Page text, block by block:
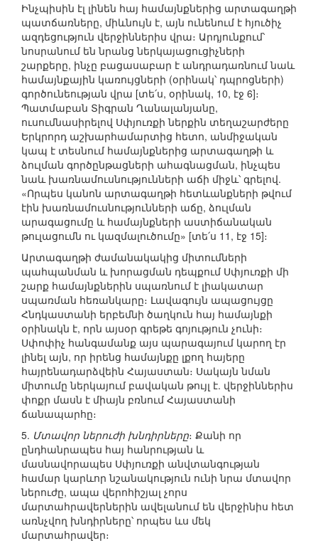
Ինչպիսին էլ լինեն հայ համայնքներից արտագաղթի
պատճառները, միևնույն է, այն ունենում է հյուծիչ
ազդեցություն վերջիններիս վրա։ Արդյունքում՝
նոսրանում են նրանց ներկայացուցիչների
շարքերը, ինչը բացասաբար է անդրադառնում նաև
համայնքային կառույցների (օրինակ՝ դպրոցների)
գործունեության վրա [տե՛ս, օրինակ, 10, էջ 6]։
Պատմաբան Տիգրան Ղանալանյանը,
ուսումնասիրելով Սփյուռքի ներքին տեղաշարժերը
Երկրորդ աշխարհամարտից հետո, անմիջական
կապ է տեսնում համայնքներից արտագաղթի և
ձուլման գործընթացների ահագնացման, ինչպես
նաև խառնամուսնությունների աճի միջև՝ գրելով.
«Որպես կանոն արտագաղթի հետևանքների թվում
էին խառնամուսնությունների աճը, ձուլման
արագացումը և համայնքների աստիճանական
թուլացումն ու կազմալուծումը» [տե՛ս 11, էջ 15]։
Արտագաղթի ժամանակակից միտումների
պահպանման և խորացման դեպքում Սփյուռքի մի
շարք համայնքներին սպառնում է լիակատար
սպառման հեռանկարը։ Լավագույն ապացույցը
Հնդկաստանի երբեմնի ծաղկուն հայ համայնքի
օրինակն է, որն այսօր գրեթե գոյություն չունի։
Սփոփիչ հանգամանք այս պարագայում կարող էր
լինել այն, որ իրենց համայնքը լքող հայերը
հայրենադարձվեին Հայաստան։ Սակայն նման
միտումը ներկայում բավական թույլ է. վերջիններիս
փոքր մասն է միայն բռնում Հայաստանի
ճանապարհը։
5. Մտավոր ներուժի խնդիրները։ Քանի որ
ընդհանրապես հայ հանրության և
մասնավորապես Սփյուռքի անվտանգության
համար կարևոր նշանակություն ունի նրա մտավոր
ներուժը, ապա վերոհիշյալ չորս
մարտահրավերներին ավելանում են վերջինիս հետ
առնչվող խնդիրները՝ որպես ևս մեկ
մարտահրավեր։